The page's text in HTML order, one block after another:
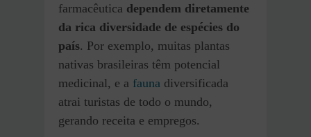
farmacêutica dependem diretamente
da rica diversidade de espécies do
país. Por exemplo, muitas plantas
nativas brasileiras têm potencial
medicinal, e a fauna diversificada
atrai turistas de todo o mundo,
gerando receita e empregos.